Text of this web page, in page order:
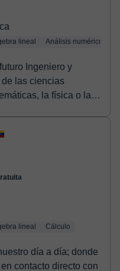
lineal Análisis numérico
Ingeniero y
las ciencias
lineal Cálculo
día a día; donde
contacto directo con